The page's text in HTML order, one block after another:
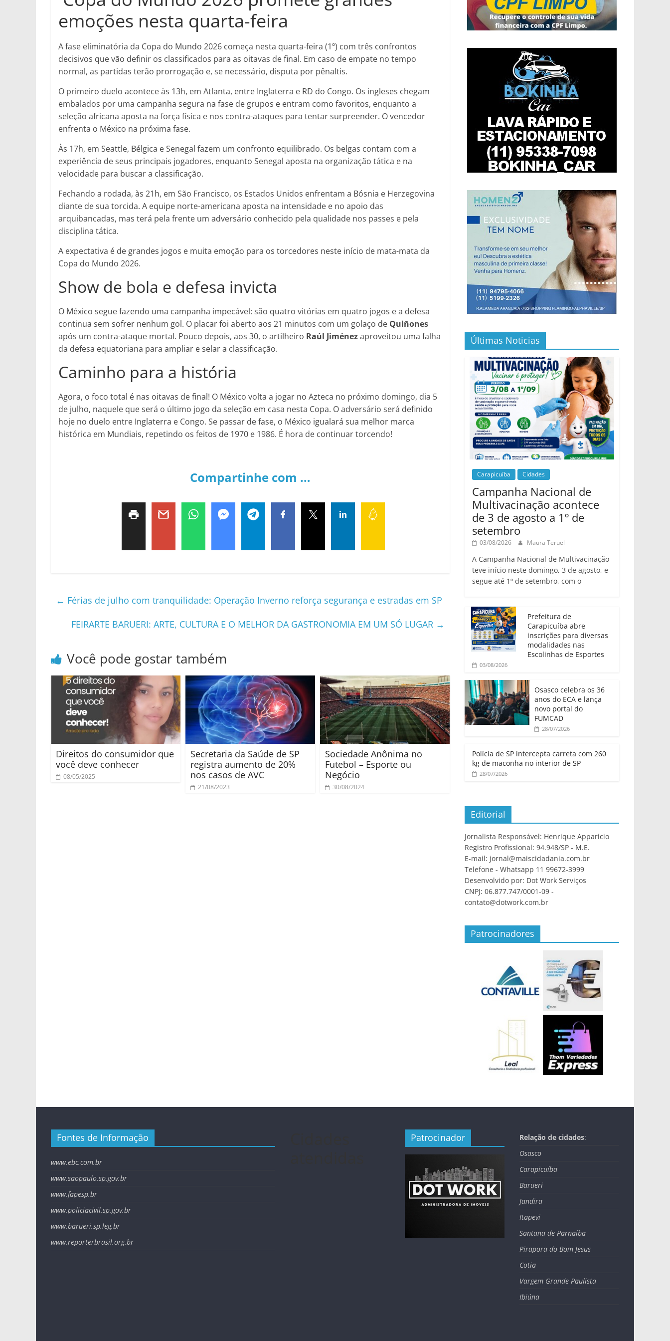
emoções nesta quarta-feira
A fase eliminatória da Copa do Mundo 2026 começa nesta quarta-feira (1º) com três confrontos
decisivos que vão definir os classificados para as oitavas de final. Em caso de empate no tempo
normal, as partidas terão prorrogação e, se necessário, disputa por pênaltis.
O primeiro duelo acontece às 13h, em Atlanta, entre Inglaterra e RD do Congo. Os ingleses chegam
embalados por uma campanha segura na fase de grupos e entram como favoritos, enquanto a
seleção africana aposta na força física e nos contra-ataques para tentar surpreender. O vencedor
enfrenta o México na próxima fase.
Às 17h, em Seattle, Bélgica e Senegal fazem um confronto equilibrado. Os belgas contam com a
experiência de seus principais jogadores, enquanto Senegal aposta na organização tática e na
velocidade para buscar a classificação.
Fechando a rodada, às 21h, em São Francisco, os Estados Unidos enfrentam a Bósnia e Herzegovina
diante de sua torcida. A equipe norte-americana aposta na intensidade e no apoio das
arquibancadas, mas terá pela frente um adversário conhecido pela qualidade nos passes e pela
disciplina tática.
A expectativa é de grandes jogos e muita emoção para os torcedores neste início de mata-mata da
Copa do Mundo 2026.
Show de bola e defesa invicta
O México segue fazendo uma campanha impecável: são quatro vitórias em quatro jogos e a defesa
continua sem sofrer nenhum gol. O placar foi aberto aos 21 minutos com um golaço de Quiñones
após um contra-ataque mortal. Pouco depois, aos 30, o artilheiro Raúl Jiménezaproveitou uma falha
da defesa equatoriana para ampliar e selar a classificação.
Caminho para a história
Agora, o foco total é nas oitavas de final! O México volta a jogar no Azteca no próximo domingo, dia 5
de julho, naquele que será o último jogo da seleção em casa nesta Copa. O adversário será definido
hoje no duelo entre Inglaterra e Congo. Se passar de fase, o México igualará sua melhor marca
histórica em Mundiais, repetindo os feitos de 1970 e 1986. É hora de continuar torcendo!
Compartinhe com …
← Férias de julho com tranquilidade: Operação Inverno reforça segurança e estradas em SP
FEIRARTE BARUERI: ARTE, CULTURA E O MELHOR DA GASTRONOMIA EM UM SÓ LUGAR →
Você pode gostar também
Direitos do consumidor que
você deve conhecer
08/05/2025
Secretaria da Saúde de SP
registra aumento de 20%
nos casos de AVC
21/08/2023
Sociedade Anônima no
Futebol – Esporte ou
Negócio
30/08/2024
Últimas Noticias
Carapicuíba Cidades
Campanha Nacional de
Multivacinação acontece
de 3 de agosto a 1º de
setembro
03/08/2026 Maura Teruel
A Campanha Nacional de Multivacinação
teve início neste domingo, 3 de agosto, e
segue até 1º de setembro, com o
Prefeitura de
Carapicuíba abre
inscrições para diversas
modalidades nas
Escolinhas de Esportes
03/08/2026
Osasco celebra os 36
anos do ECA e lança
novo portal do
FUMCAD
28/07/2026
Polícia de SP intercepta carreta com 260
kg de maconha no interior de SP
28/07/2026
Editorial
Jornalista Responsável: Henrique Apparicio
Registro Profissional: 94.948/SP - M.E.
E-mail: jornal@maiscidadania.com.br
Telefone - Whatsapp 11 99672-3999
Desenvolvido por: Dot Work Serviços
CNPJ: 06.877.747/0001-09 -
contato@dotwork.com.br
Patrocinadores
Fontes de Informação
www.ebc.com.br
www.saopaulo.sp.gov.br
www.fapesp.br
www.policiacivil.sp.gov.br
www.barueri.sp.leg.br
www.reporterbrasil.org.br
Patrocinador Relação de cidades:
Osasco
Carapicuíba
Barueri
Jandira
Itapevi
Santana de Parnaíba
Pirapora do Bom Jesus
Cotia
Vargem Grande Paulista
Ibiúna